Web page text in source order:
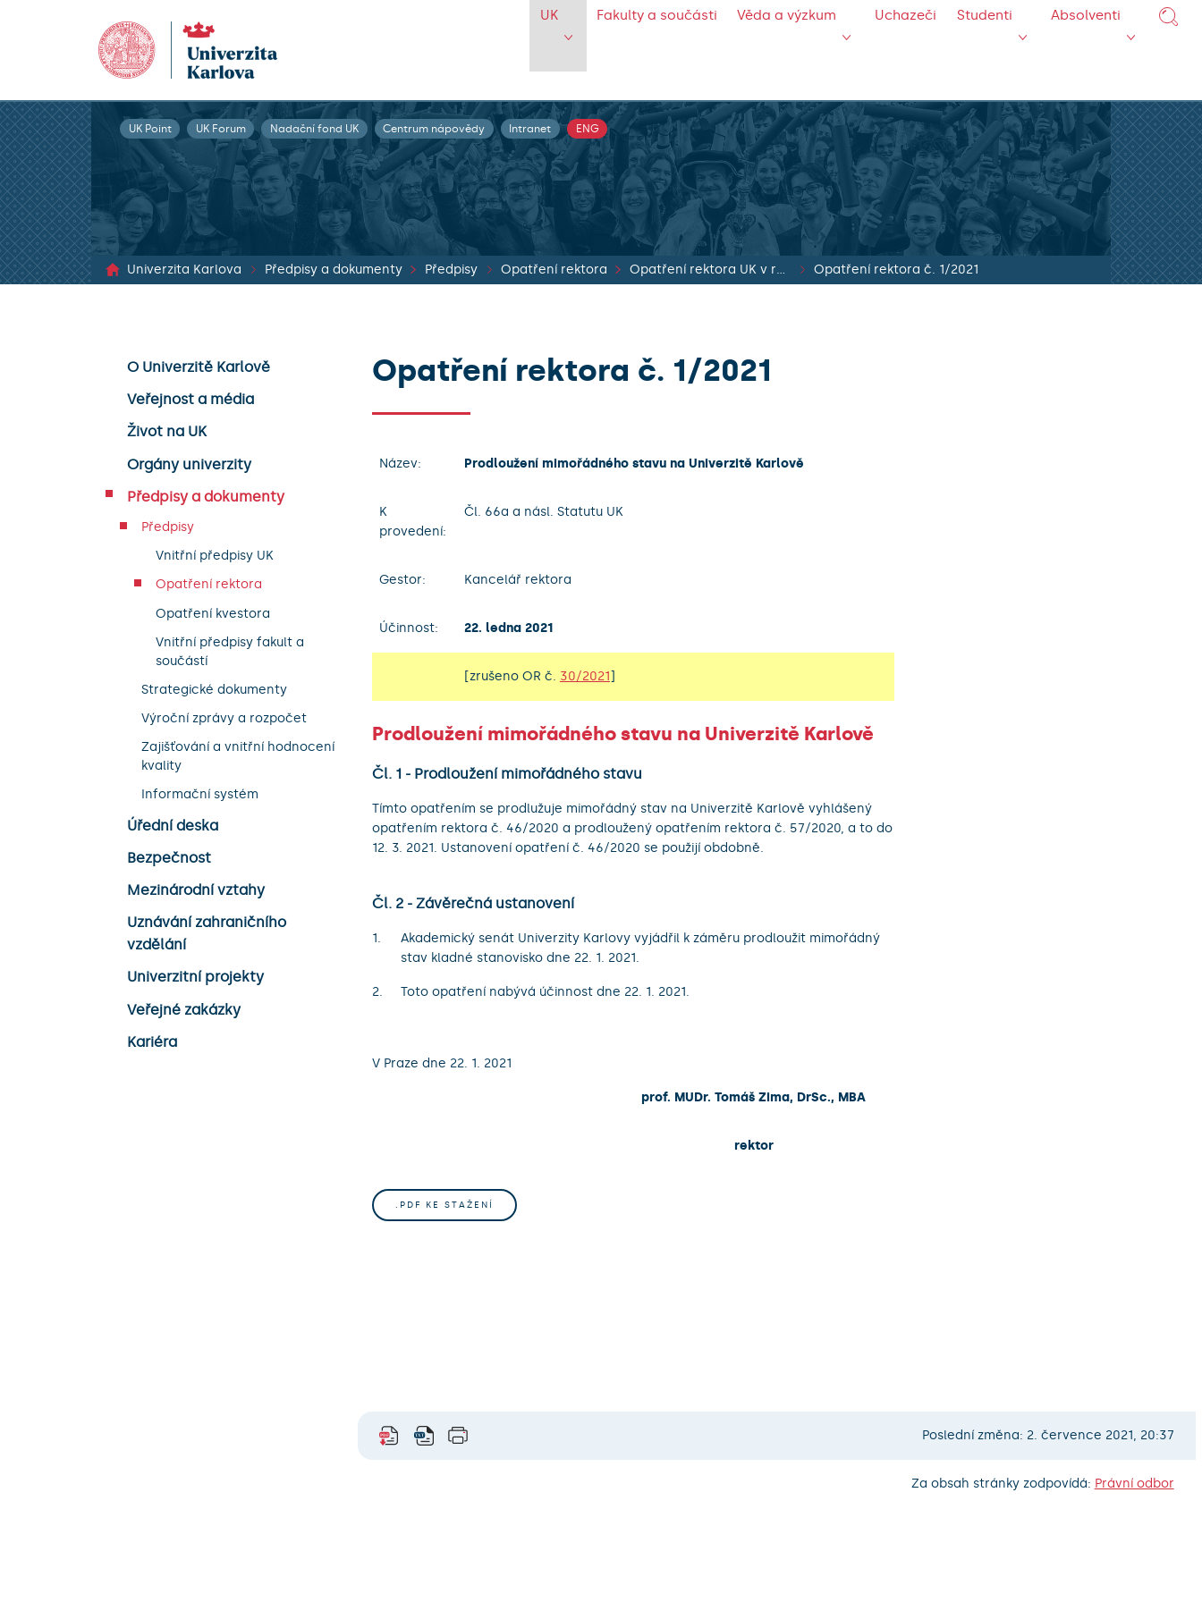
UK Fakulty a součásti Věda a výzkum Uchazeči Studenti Absolventi
UK Point UK Forum Nadační fond UK Centrum nápovědy Intranet ENG
Univerzita Karlova Předpisy a dokumenty Předpisy Opatření rektora Opatření rektora UK v roce 2021 Opatření rektora č. 1/2021
O Univerzitě Karlově
Veřejnost a média
Život na UK
Orgány univerzity
Předpisy a dokumenty
Předpisy
Vnitřní předpisy UK
Opatření rektora
Opatření kvestora
Vnitřní předpisy fakult a
součástí
Strategické dokumenty
Výroční zprávy a rozpočet
Zajišťování a vnitřní hodnocení
kvality
Informační systém
Úřední deska
Bezpečnost
Mezinárodní vztahy
Uznávání zahraničního
vzdělání
Univerzitní projekty
Veřejné zakázky
Kariéra
Opatření rektora č. 1/2021
Název: Prodloužení mimořádného stavu na Univerzitě Karlově
K
provedení:
Čl. 66a a násl. Statutu UK
Gestor: Kancelář rektora
Účinnost: 22. ledna 2021
[zrušeno OR č. 30/2021]
Prodloužení mimořádného stavu na Univerzitě Karlově
Čl. 1 - Prodloužení mimořádného stavu
Tímto opatřením se prodlužuje mimořádný stav na Univerzitě Karlově vyhlášený
opatřením rektora č. 46/2020 a prodloužený opatřením rektora č. 57/2020, a to do
12. 3. 2021. Ustanovení opatření č. 46/2020 se použijí obdobně.
Čl. 2 - Závěrečná ustanovení
Akademický senát Univerzity Karlovy vyjádřil k záměru prodloužit mimořádný
stav kladné stanovisko dne 22. 1. 2021.
Toto opatření nabývá účinnost dne 22. 1. 2021.
V Praze dne 22. 1. 2021
prof. MUDr. Tomáš Zima, DrSc., MBA
rektor
.PDF KE STAŽENÍ
Poslední změna: 2. července 2021, 20:37
Za obsah stránky zodpovídá: Právní odbor